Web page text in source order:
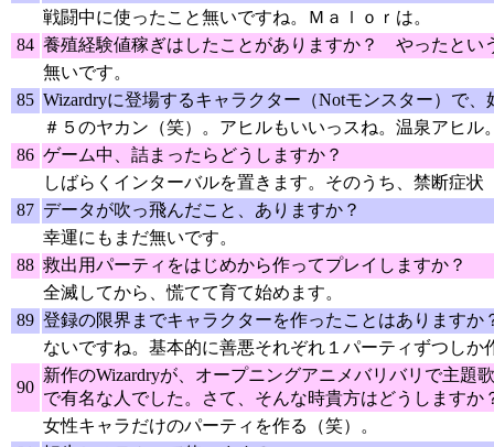
戦闘中に使ったこと無いですね。Ｍａｌｏｒは。
84 養殖経験値稼ぎはしたことがありますか？ やったとい
無いです。
85 Wizardryに登場するキャラクター（Notモンスター）で
＃５のヤカン（笑）。アヒルもいいっスね。温泉アヒル
86 ゲーム中、詰まったらどうしますか？
しばらくインターバルを置きます。そのうち、禁断症
87 データが吹っ飛んだこと、ありますか？
幸運にもまだ無いです。
88 救出用パーティをはじめから作ってプレイしますか？
全滅してから、慌てて育て始めます。
89 登録の限界までキャラクターを作ったことはあります
ないですね。基本的に善悪それぞれ１パーティずつしか
90
新作のWizardryが、オープニングアニメバリバリで主
で有名な人でした。さて、そんな時貴方はどうしますか
女性キャラだけのパーティを作る（笑）。